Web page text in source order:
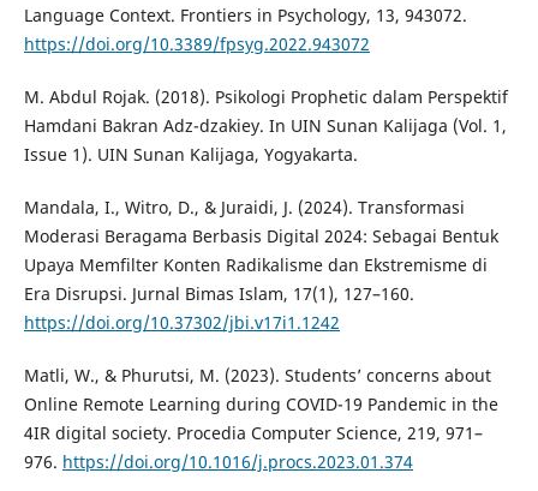
Language Context. Frontiers in Psychology, 13, 943072.
https://doi.org/10.3389/fpsyg.2022.943072
M. Abdul Rojak. (2018). Psikologi Prophetic dalam Perspektif
Hamdani Bakran Adz-dzakiey. In UIN Sunan Kalijaga (Vol. 1,
Issue 1). UIN Sunan Kalijaga, Yogyakarta.
Mandala, I., Witro, D., & Juraidi, J. (2024). Transformasi
Moderasi Beragama Berbasis Digital 2024: Sebagai Bentuk
Upaya Memfilter Konten Radikalisme dan Ekstremisme di
Era Disrupsi. Jurnal Bimas Islam, 17(1), 127–160.
https://doi.org/10.37302/jbi.v17i1.1242
Matli, W., & Phurutsi, M. (2023). Students’ concerns about
Online Remote Learning during COVID-19 Pandemic in the
4IR digital society. Procedia Computer Science, 219, 971–
976. https://doi.org/10.1016/j.procs.2023.01.374